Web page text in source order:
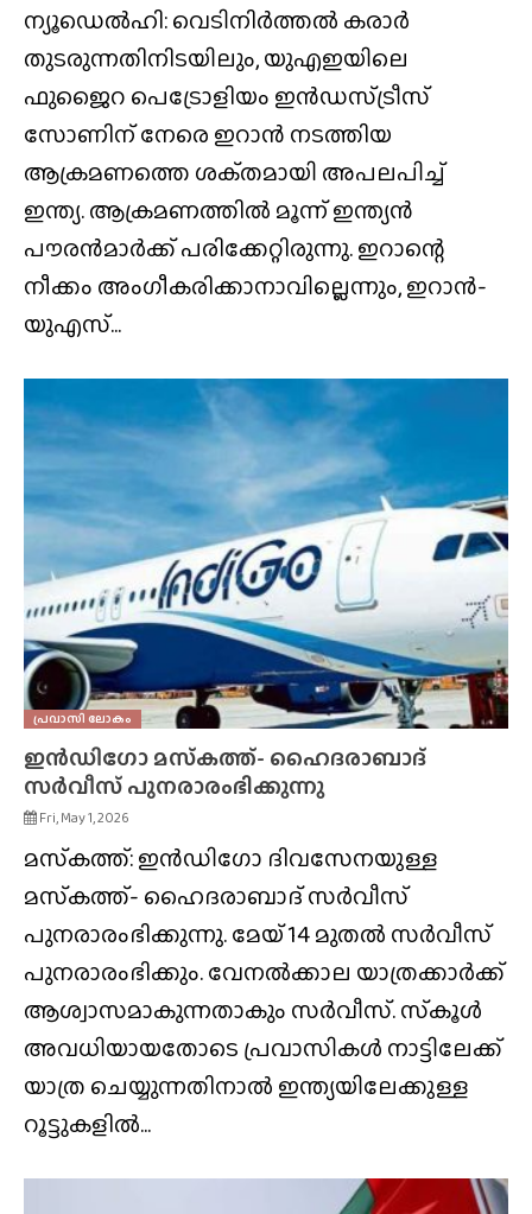
ന്യൂഡെൽഹി: വെടിനിർത്തൽ കരാർ
തുടരുന്നതിനിടയിലും, യുഎഇയിലെ
ഫുജൈറ പെട്രോളിയം ഇൻഡസ്‌ട്രീസ്‌
സോണിന് നേരെ ഇറാൻ നടത്തിയ
ആക്രമണത്തെ ശക്‌തമായി അപലപിച്ച്
ഇന്ത്യ. ആക്രമണത്തിൽ മൂന്ന് ഇന്ത്യൻ
പൗരൻമാർക്ക് പരിക്കേറ്റിരുന്നു. ഇറാന്റെ
നീക്കം അംഗീകരിക്കാനാവില്ലെന്നും, ഇറാൻ-
യുഎസ്...
പ്രവാസി ലോകം
ഇൻഡിഗോ മസ്‌കത്ത്- ഹൈദരാബാദ്
സർവീസ് പുനരാരംഭിക്കുന്നു
Fri, May 1, 2026
മസ്‌കത്ത്: ഇൻഡിഗോ ദിവസേനയുള്ള
മസ്‌കത്ത്- ഹൈദരാബാദ് സർവീസ്
പുനരാരംഭിക്കുന്നു. മേയ് 14 മുതൽ സർവീസ്
പുനരാരംഭിക്കും. വേനൽക്കാല യാത്രക്കാർക്ക്
ആശ്വാസമാകുന്നതാകും സർവീസ്. സ്‌കൂൾ
അവധിയായതോടെ പ്രവാസികൾ നാട്ടിലേക്ക്
യാത്ര ചെയ്യുന്നതിനാൽ ഇന്ത്യയിലേക്കുള്ള
റൂട്ടുകളിൽ...